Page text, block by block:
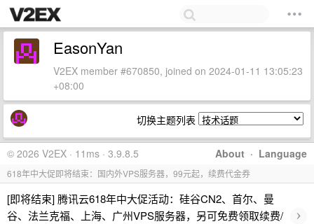
EasonYan
V2EX member #670850, joined on 2024-01-11 13:05:23
+08:00
切换主题列表
About · Language
© 2026 V2EX · 11ms · 3.9.8.5
618年中大促即将结束：国内外VPS服务器，99元起，续费代金券
[即将结束] 腾讯云618年中大促活动：硅谷CN2、首尔、曼
谷、法兰克福、上海、广州VPS服务器，另可免费领取续费/
›